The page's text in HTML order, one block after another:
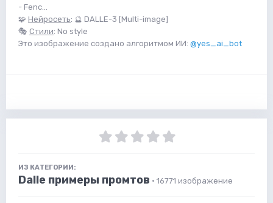
- Fenc...
🧩 Нейросеть: 🔮 DALLE-3 [Multi-image]
🎭 Стили: No style
Это изображение создано алгоритмом ИИ: @yes_ai_bot
ИЗ КАТЕГОРИИ:
Dalle примеры промтов · 16771 изображение